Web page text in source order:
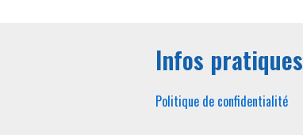
Infos pratiques
Politique de confidentialité